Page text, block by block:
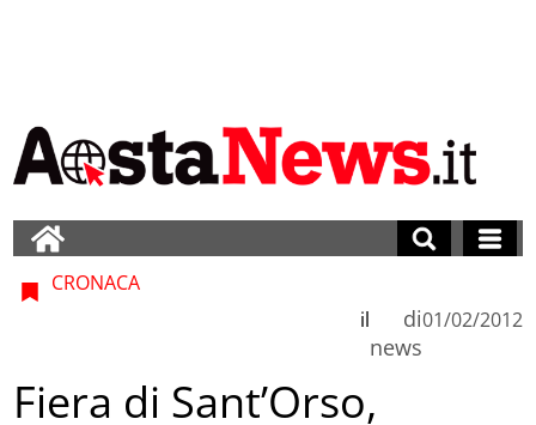
CRONACA
di
news
il 01/02/2012
Fiera di Sant’Orso,